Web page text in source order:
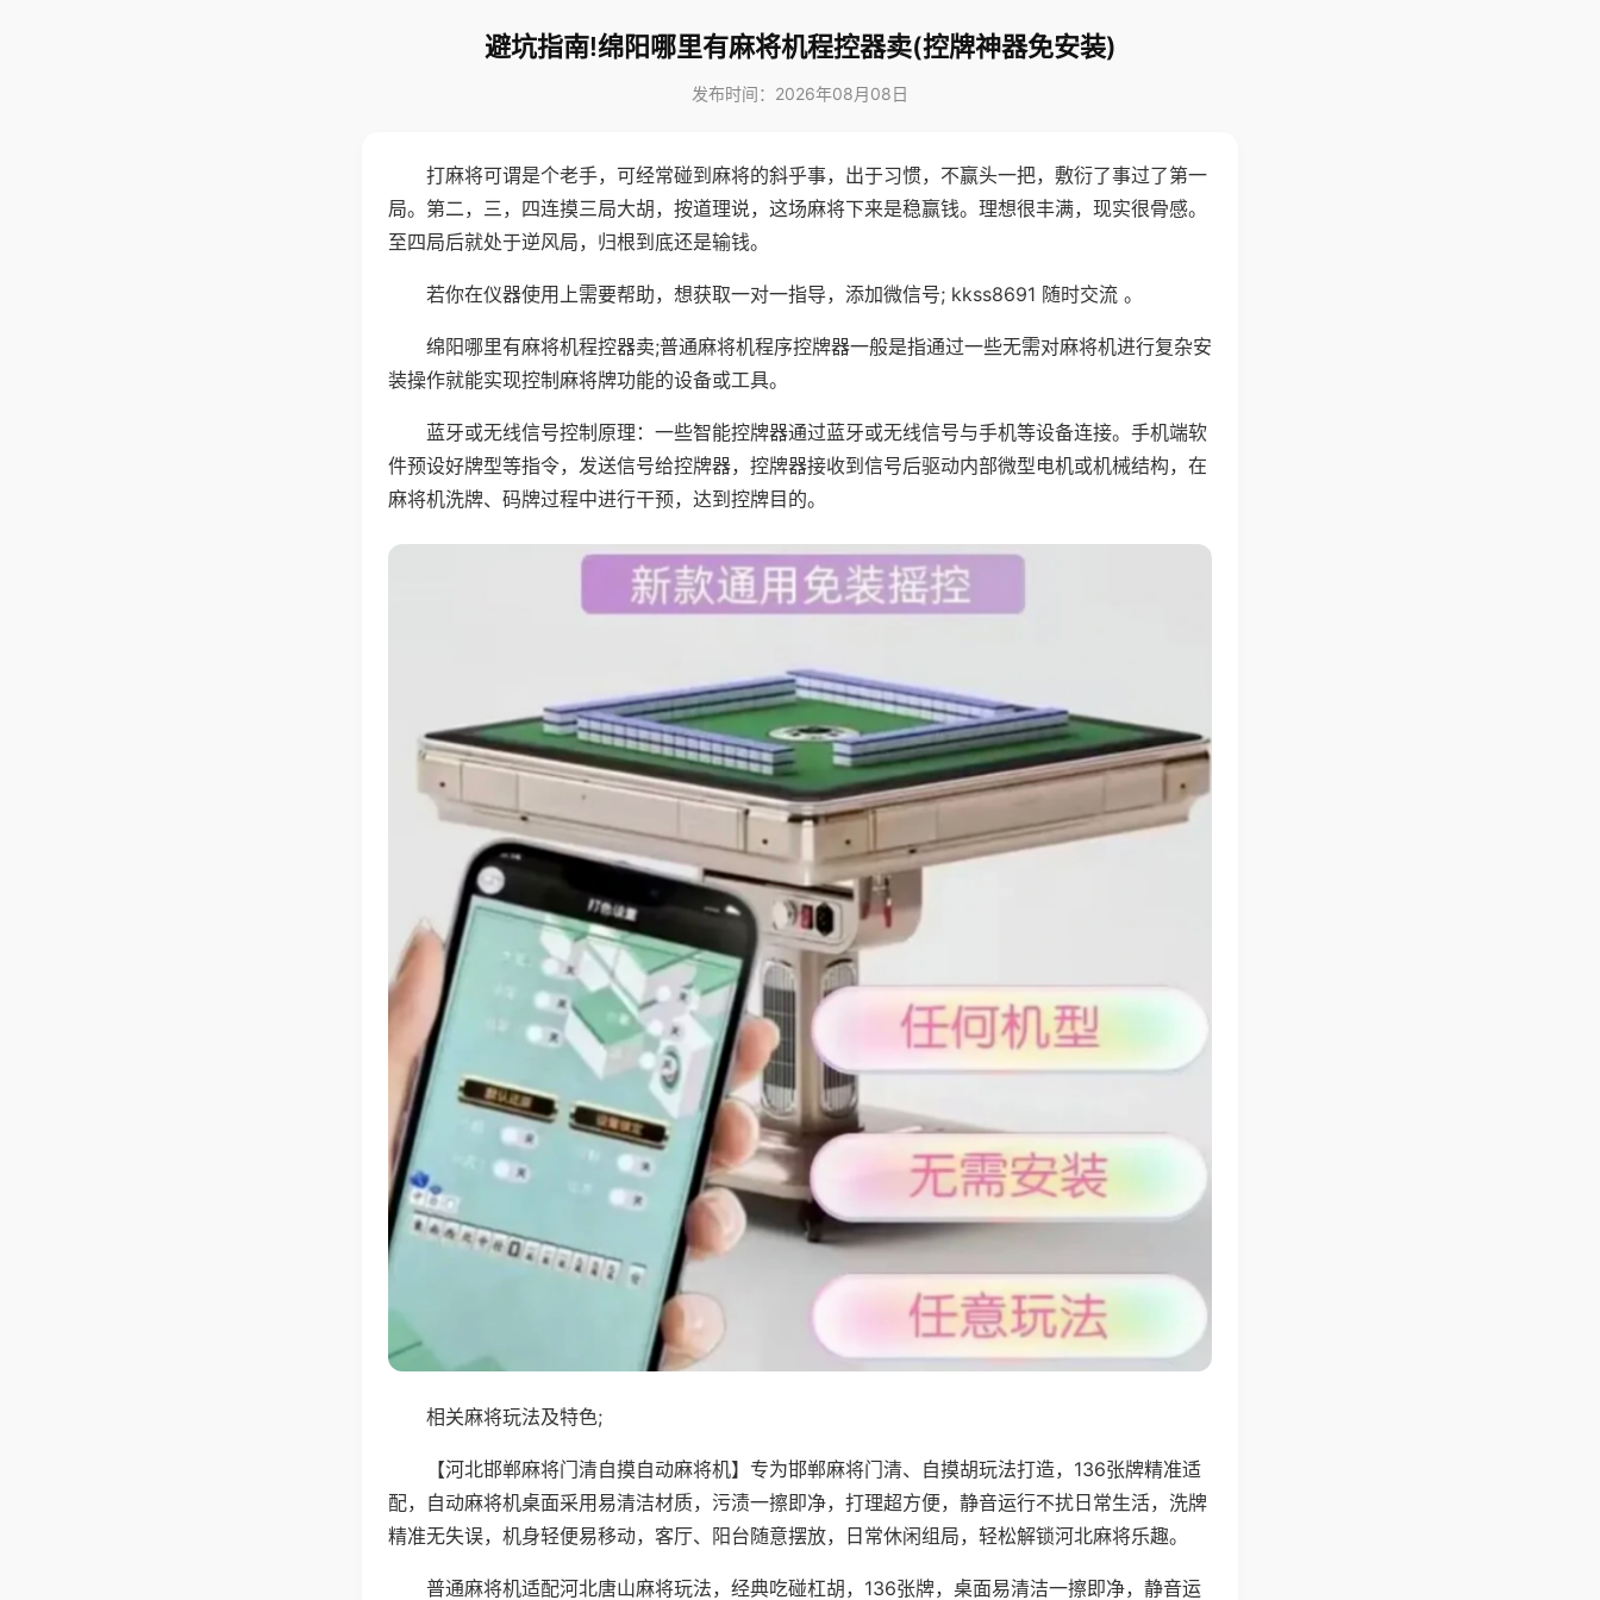
避坑指南!绵阳哪里有麻将机程控器卖(控牌神器免安装)
发布时间：2026年08月08日
打麻将可谓是个老手，可经常碰到麻将的斜乎事，出于习惯，不赢头一把，敷衍了事过了第一
局。第二，三，四连摸三局大胡，按道理说，这场麻将下来是稳赢钱。理想很丰满，现实很骨感。
至四局后就处于逆风局，归根到底还是输钱。
若你在仪器使用上需要帮助，想获取一对一指导，添加微信号; kkss8691 随时交流 。
绵阳哪里有麻将机程控器卖;普通麻将机程序控牌器一般是指通过一些无需对麻将机进行复杂安
装操作就能实现控制麻将牌功能的设备或工具。
蓝牙或无线信号控制原理：一些智能控牌器通过蓝牙或无线信号与手机等设备连接。手机端软
件预设好牌型等指令，发送信号给控牌器，控牌器接收到信号后驱动内部微型电机或机械结构，在
麻将机洗牌、码牌过程中进行干预，达到控牌目的。
相关麻将玩法及特色;
【河北邯郸麻将门清自摸自动麻将机】专为邯郸麻将门清、自摸胡玩法打造，136张牌精准适
配，自动麻将机桌面采用易清洁材质，污渍一擦即净，打理超方便，静音运行不扰日常生活，洗牌
精准无失误，机身轻便易移动，客厅、阳台随意摆放，日常休闲组局，轻松解锁河北麻将乐趣。
普通麻将机适配河北唐山麻将玩法，经典吃碰杠胡，136张牌，桌面易清洁一擦即净，静音运